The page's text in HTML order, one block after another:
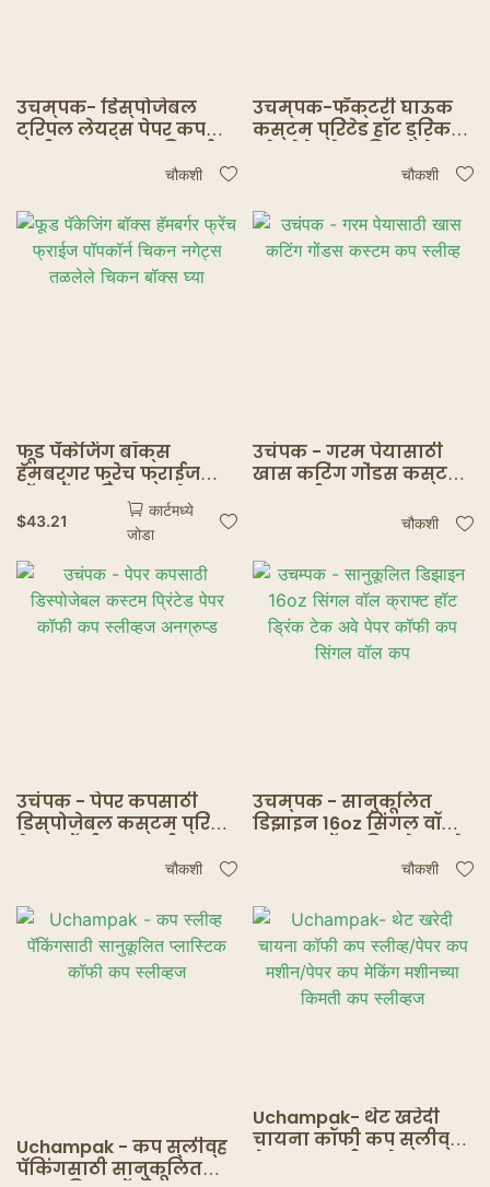
उचम्पक- डिस्पोजेबल
ट्रिपल लेयर्स पेपर कप
आणि कोल्ड इन्सुलेटर
स्लीव्ह
चौकशी
उचम्पक-फॅक्टरी घाऊक
कस्टम प्रिंटेड हॉट ड्रिंक
पेपर कॉफी कप स्लीव्ह
चौकशी
फूड पॅकेजिंग बॉक्स
हॅमबर्गर फ्रेंच फ्राईज
पॉपकॉर्न चिकन नगेट्स
तळलेले चिकन बॉक्स घ्या
$43.21
कार्टमध्ये
जोडा
उचंपक - गरम पेयासाठी
खास कटिंग गोंडस कस्टम
चौकशी
उचंपक - पेपर कपसाठी
डिस्पोजेबल कस्टम प्रिंटेड
चौकशी
उचम्पक - सानुकूलित
डिझाइन 16oz सिंगल वॉल
पेपर कॉफी कप सिंगल वॉल
चौकशी
Uchampak - कप स्लीव्ह
पॅकिंगसाठी सानुकूलित
Uchampak- थेट खरेदी
चायना कॉफी कप स्लीव्ह/